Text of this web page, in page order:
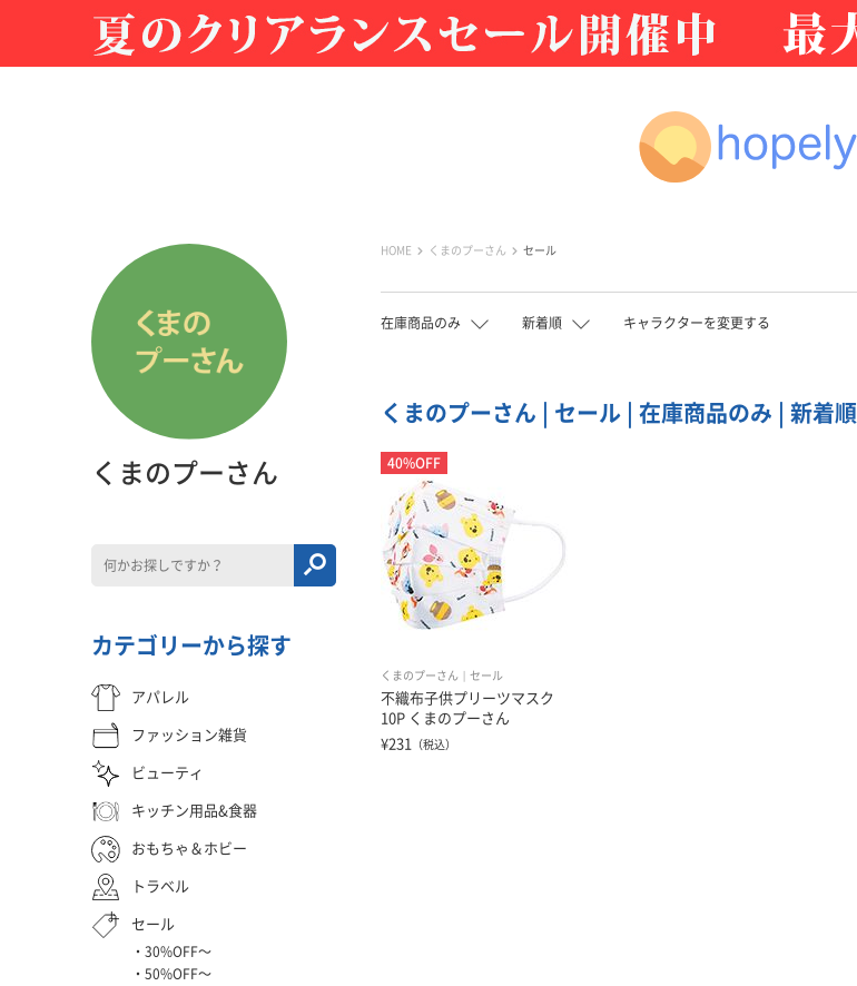
HOME くまのプーさん セール
在庫商品のみ 新着順 キャラクターを変更する
くまのプーさん | セール | 在庫商品のみ | 新着順
40%OFF
くまのプーさん セール
不織布子供プリーツマスク
10P くまのプーさん
¥231
（税込）
くまのプーさん
カテゴリーから探す
アパレル
ファッション雑貨
ビューティ
キッチン用品&食器
おもちゃ＆ホビー
トラベル
セール
30%OFF〜
50%OFF〜